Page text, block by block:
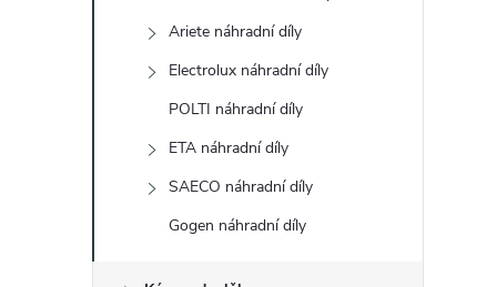
n
Ariete náhradní díly
Electrolux náhradní díly
POLTI náhradní díly
ETA náhradní díly
SAECO náhradní díly
Gogen náhradní díly